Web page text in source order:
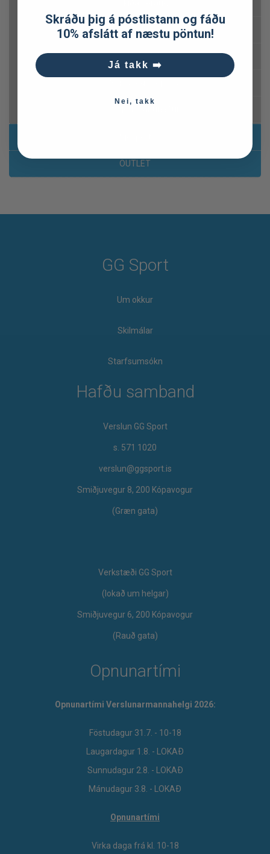
Skíðahjálmar
Hjólaskíði
OUTLET
GG Sport
Um okkur
Skilmálar
Starfsumsókn
Hafðu samband
Verslun GG Sport
s. 571 1020
verslun@ggsport.is
Smiðjuvegur 8, 200 Kópavogur
(Græn gata)
Verkstæði GG Sport
​(lokað um helgar)
Smiðjuvegur 6, 200 Kópavogur
(Rauð gata)
Opnunartími
Opnunartími Verslunarmannahelgi 2026:
Föstudagur 31.7. - 10-18
Laugardagur 1.8. - LOKAÐ
Sunnudagur 2.8. - LOKAÐ
Mánudagur 3.8. - LOKAÐ
Opnunartími
Virka daga frá kl. 10-18
Skráðu þig á póstlistann og fáðu
10% afslátt af næstu pöntun!
Já takk ➡️
Nei, takk